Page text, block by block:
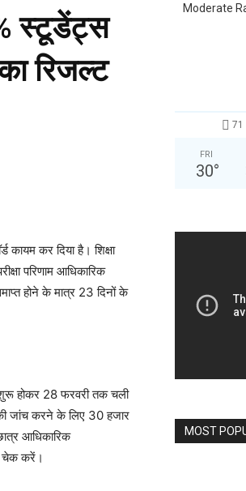
स्टूडेंट्स
रिजल्ट
कायम कर दिया है। शिक्षा
परिणाम आधिकारिक
होने के मात्र 23 दिनों के
शुरू होकर 28 फरवरी तक चली
की जांच करने के लिए 30 हजार
आधिकारिक
चेक करें।
Moderate
71
FRI
30°
MOST